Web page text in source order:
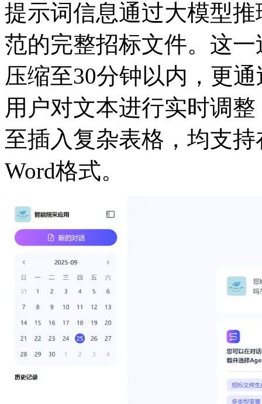
提示词信息通过大模型推
范的完整招标文件。这
压缩至30分钟以内，更
用户对文本进行实时调整
至插入复杂表格，均支
Word格式。